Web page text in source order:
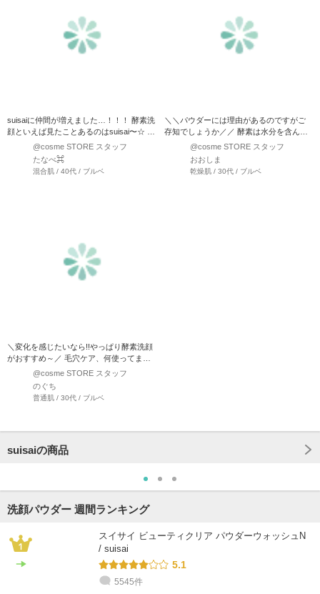
suisaiに仲間が増えました…！！！ 酵素洗
顔といえば見たことあるのはsuisai〜☆ 実
@cosme STORE スタッフ
たなべ⌘
混合肌 / 40代 / ブルベ
＼＼パウダーには理由があるのですがご
存知でしょうか／／ 酵素は水分を含んだ
時点で活性化するの…
@cosme STORE スタッフ
おおしま
乾燥肌 / 30代 / ブルベ
＼変化を感じたいなら!!やっぱり酵素洗顔
がおすすめ～／ 毛穴ケア、何使ってます
か？ 頑固な…@cosme STORE スタッフ
のぐち
普通肌 / 30代 / ブルベ
suisaiの商品
洗顔パウダー 週間ランキング
スイサイ ビューティクリア パウダーウォッシュN
/ suisai
5.1
5545件